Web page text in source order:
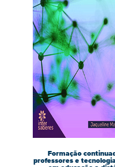
Formação
professores e